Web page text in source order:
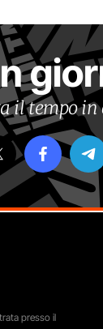
il tempo
presso il